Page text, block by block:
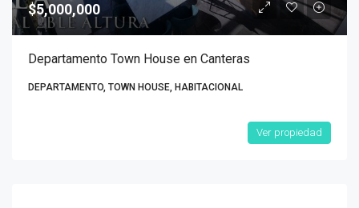
$5,000,000
Departamento Town House en Canteras
DEPARTAMENTO, TOWN HOUSE, HABITACIONAL
Ver propiedad